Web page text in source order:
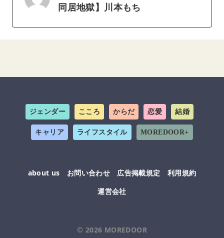
同居地獄】川本もち
ジェンダー こころ からだ 恋愛 結婚
キャリア ライフスタイル MOREDOOR+
about us お問い合わせ 広告掲載規定
利用規約
運営会社
© 2026 MOREDOOR